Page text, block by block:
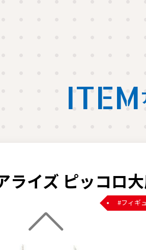
ITEM
ライズ ピッコロ
フィギ